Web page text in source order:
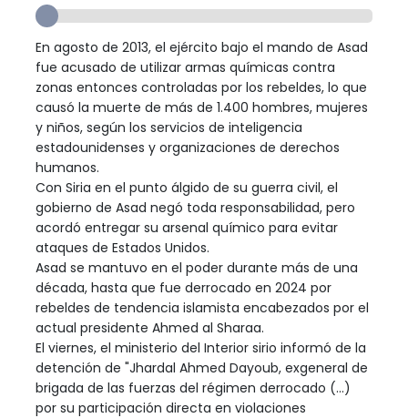
En agosto de 2013, el ejército bajo el mando de Asad
fue acusado de utilizar armas químicas contra
zonas entonces controladas por los rebeldes, lo que
causó la muerte de más de 1.400 hombres, mujeres
y niños, según los servicios de inteligencia
estadounidenses y organizaciones de derechos
humanos.
Con Siria en el punto álgido de su guerra civil, el
gobierno de Asad negó toda responsabilidad, pero
acordó entregar su arsenal químico para evitar
ataques de Estados Unidos.
Asad se mantuvo en el poder durante más de una
década, hasta que fue derrocado en 2024 por
rebeldes de tendencia islamista encabezados por el
actual presidente Ahmed al Sharaa.
El viernes, el ministerio del Interior sirio informó de la
detención de "Jhardal Ahmed Dayoub, exgeneral de
brigada de las fuerzas del régimen derrocado (...)
por su participación directa en violaciones